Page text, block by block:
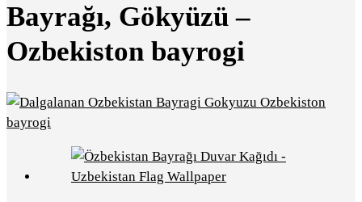
Bayrağı, Gökyüzü –
Ozbekiston bayrogi